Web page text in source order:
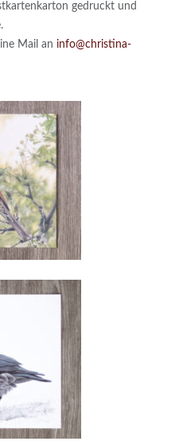
gedruckt und
Mail an info@christina-